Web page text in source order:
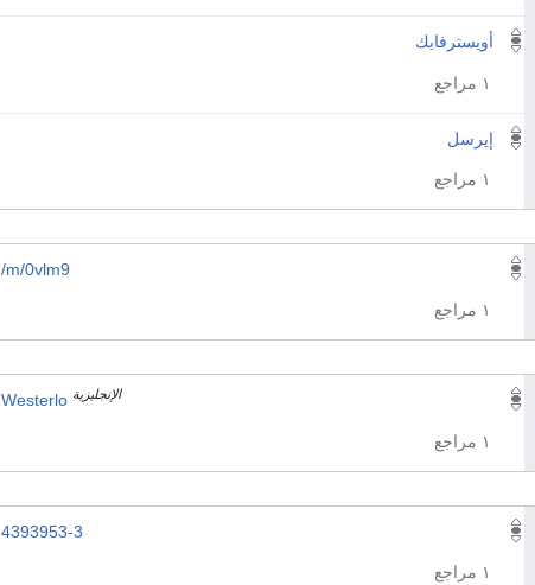
أويسترفايك
١ مراجع
إيرسل
١ مراجع
/m/0vlm9
١ مراجع
Westerlo الإنجليزية
١ مراجع
4393953-3
١ مراجع